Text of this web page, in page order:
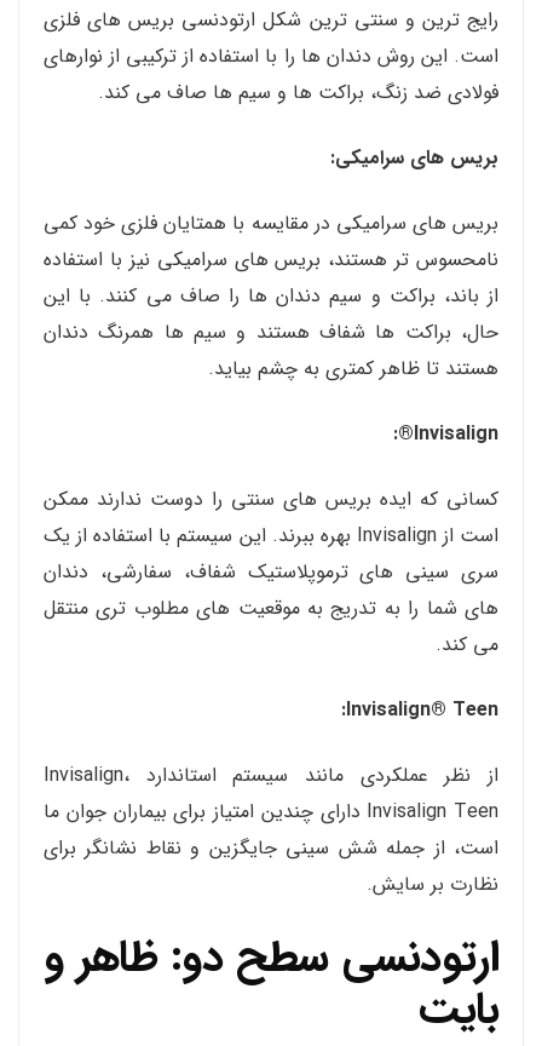
رایج ترین و سنتی ترین شکل ارتودنسی بریس های فلزی
است. این روش دندان ها را با استفاده از ترکیبی از نوارهای
فولادی ضد زنگ، براکت ها و سیم ها صاف می کند.
بریس های سرامیکی:
بریس های سرامیکی در مقایسه با همتایان فلزی خود کمی
نامحسوس تر هستند، بریس های سرامیکی نیز با استفاده
از باند، براکت و سیم دندان ها را صاف می کنند. با این
حال، براکت ها شفاف هستند و سیم ها همرنگ دندان
هستند تا ظاهر کمتری به چشم بیاید.
Invisalign®:
کسانی که ایده بریس های سنتی را دوست ندارند ممکن
است از Invisalign بهره ببرند. این سیستم با استفاده از یک
سری سینی های ترموپلاستیک شفاف، سفارشی، دندان
های شما را به تدریج به موقعیت های مطلوب تری منتقل
می کند.
Invisalign® Teen:
از نظر عملکردی مانند سیستم استاندارد Invisalign،
Invisalign Teen دارای چندین امتیاز برای بیماران جوان ما
است، از جمله شش سینی جایگزین و نقاط نشانگر برای
نظارت بر سایش.
ارتودنسی سطح دو: ظاهر و
بایت